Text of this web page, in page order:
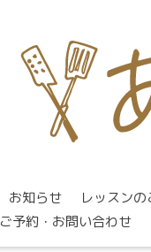
お知らせ レッスンの
ご予約・お問い合わせ